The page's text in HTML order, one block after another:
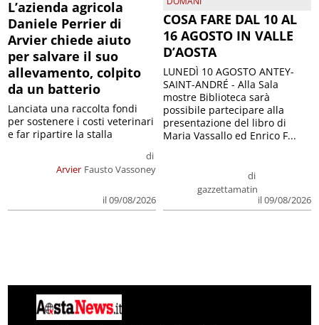
L’azienda agricola
Daniele Perrier di
Arvier chiede aiuto
per salvare il suo
allevamento, colpito
da un batterio
Arvier
di
Fausto Vassoney
il 09/08/2026
Lanciata una raccolta fondi
per sostenere i costi veterinari
e far ripartire la stalla
COSA FARE DAL 10 AL
16 AGOSTO IN VALLE
D’AOSTA
di
gazzettamatin
il 09/08/2026
LUNEDÌ 10 AGOSTO ANTEY-
SAINT-ANDRÉ - Alla Sala
mostre Biblioteca sarà
possibile partecipare alla
presentazione del libro di
Maria Vassallo ed Enrico F...